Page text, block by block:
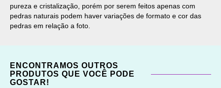
pureza e cristalização, porém por serem feitos apenas com
pedras naturais podem haver variações de formato e cor das
pedras em relação a foto.
ENCONTRAMOS OUTROS
PRODUTOS QUE VOCÊ PODE
GOSTAR!